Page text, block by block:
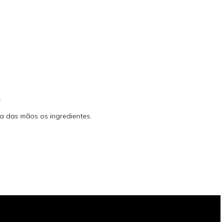
das mãos os ingredientes.